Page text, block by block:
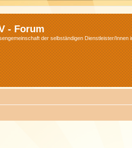
- Forum
der selbständigen Dienstleister/Innen